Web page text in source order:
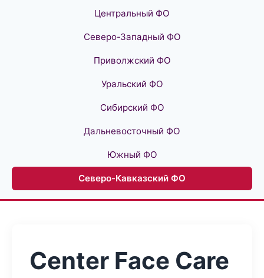
Центральный ФО
Северо-Западный ФО
Приволжский ФО
Уральский ФО
Сибирский ФО
Дальневосточный ФО
Южный ФО
Северо-Кавказский ФО
Center Face Care